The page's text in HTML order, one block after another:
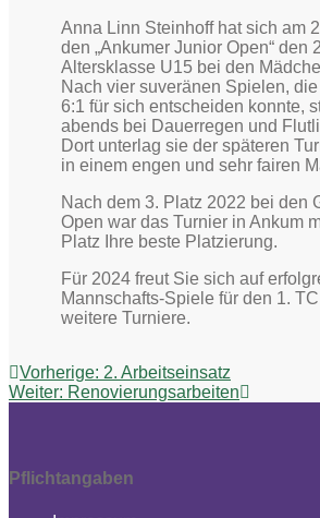
Anna Linn Steinhoff hat sich am
den „Ankumer Junior Open“ den
Altersklasse U15 bei den
Nach vier suveränen Spielen,
6:1 für sich entscheiden konnte,
abends bei Dauerregen und
Dort unterlag sie der späteren
in einem engen und sehr fairen
Nach dem 3. Platz 2022 bei den
Open war das Turnier in Ankum
Platz Ihre beste Platzierung.
Für 2024 freut Sie sich auf
Mannschafts-Spiele für den 1.
weitere Turniere.
Beitragsnavigation
Vorherige: Vorheriger
Beitrag:
2. Arbeitseinsatz
Weiter: Nächster
Renovierungsarbeiten
Pflichtangaben